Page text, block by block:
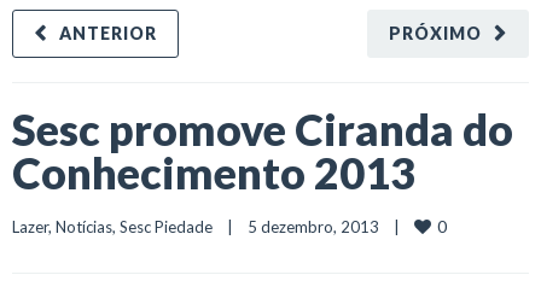
PRÓXIMO
ANTERIOR
Sesc promove Ciranda do
Conhecimento 2013
Lazer, Notícias, Sesc Piedade
    |    5 dezembro, 2013    |
0